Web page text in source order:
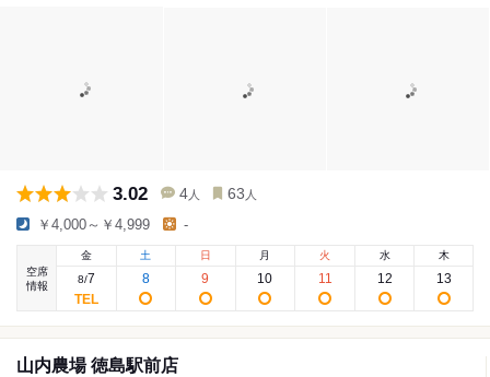
3.02 4 人 63 人
￥4,000～￥4,999 -
空席
情報
金
8/7
土
8
日
9
月
10
火
11
水
12
木
13
山内農場 徳島駅前店